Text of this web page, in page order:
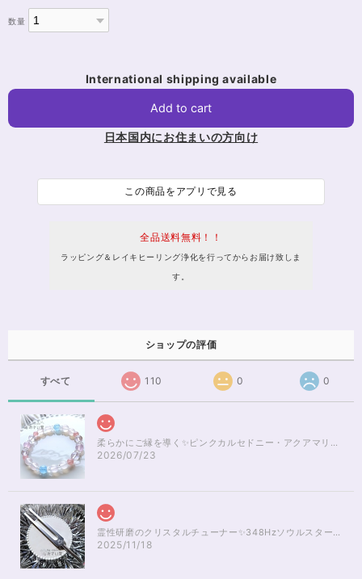
数量
International shipping available
Add to cart
日本国内にお住まいの方向け
この商品をアプリで見る
全品送料無料！！
ラッピング＆レイキヒーリング浄化を行ってからお届け致しま
す。
ショップの評価
すべて 110 0 0
2026/07/23
2025/11/18